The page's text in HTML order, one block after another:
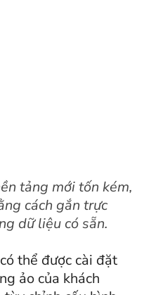
tảng mới tốn kém,
cách gắn trực
dữ liệu có sẵn.
thể được cài đặt
ảo của khách